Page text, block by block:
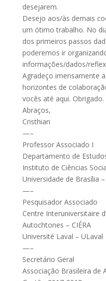
desejarem.
Desejo aos/às demais
um ótimo trabalho. No
dos primeiros passos
poderemos ir
informações/dados/
Agradeço imensamente
horizontes de
vocês até aqui. Obrigado.
Abraços,
Cristhian
—–
Professor Associado I
Departamento de
Instituto de Ciências
Universidade de Brasília
—–
Pesquisador Associado
Centre Interuniversitaire
Autochtones – CIÉRA
Université Laval – ULaval
—–
Secretário Geral
Associação Brasileira de